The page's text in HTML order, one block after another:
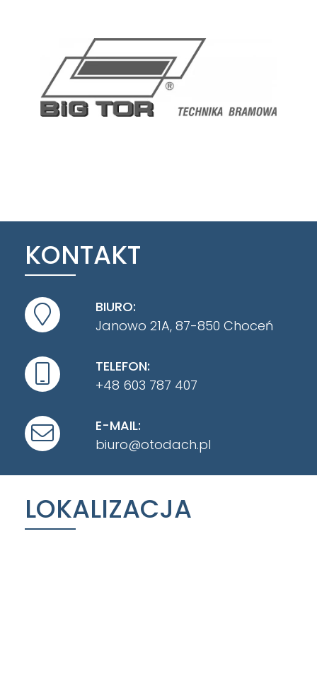
KONTAKT
BIURO:
Janowo 21A, 87-850 Choceń
TELEFON:
+48 603 787 407
E-MAIL:
biuro@otodach.pl
LOKALIZACJA